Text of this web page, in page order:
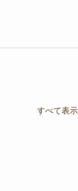
すべて表示